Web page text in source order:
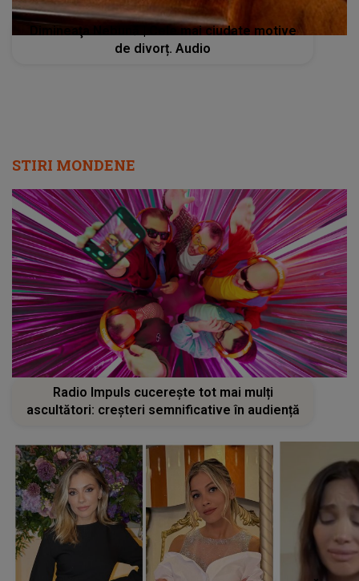
Dimineaţa Nebună | Cele mai ciudate motive
de divorț. Audio
STIRI MONDENE
Radio Impuls cucerește tot mai mulți
ascultători: creșteri semnificative în audiență